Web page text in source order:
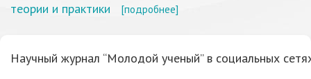
теории и практики
[подробнее]
Научный журнал “Молодой ученый” в социальных